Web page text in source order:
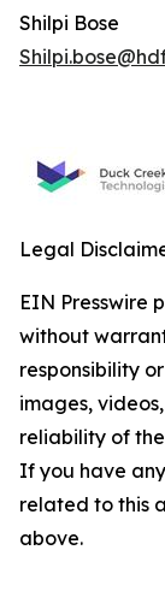
Shilpi Bose
Legal
EIN Presswire
without
responsibility
images,
reliability of
If you have
related to this
above.